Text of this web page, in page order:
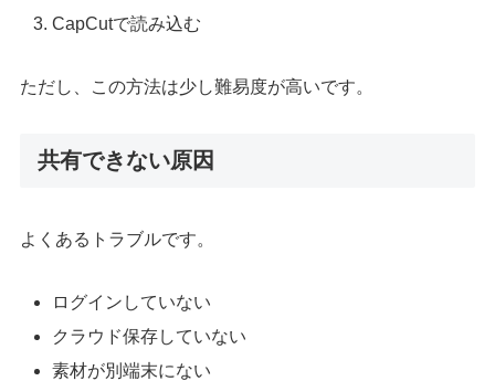
CapCutで読み込む
ただし、この方法は少し難易度が高いです。
共有できない原因
よくあるトラブルです。
ログインしていない
クラウド保存していない
素材が別端末にない